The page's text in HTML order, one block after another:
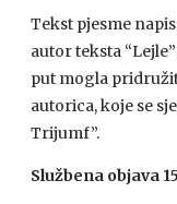
Tekst pjesme
autor teksta
put mogla
autorica, koje se
Trijumf”.
Službena objava